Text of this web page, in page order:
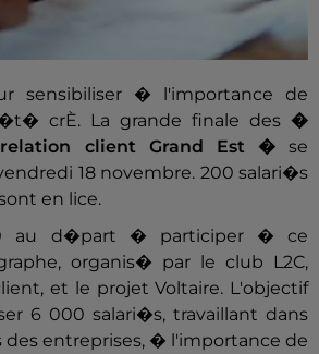
sensibiliser � l'importance de
crÈ. La grande finale des �
client Grand Est �se
18 novembre. 200 salari�s
en lice.
au d�part � participer � ce
organis� par le club L2C,
et le projet Voltaire. L'objectif
6 000 salari�s, travaillant dans
des entreprises, � l'importance de